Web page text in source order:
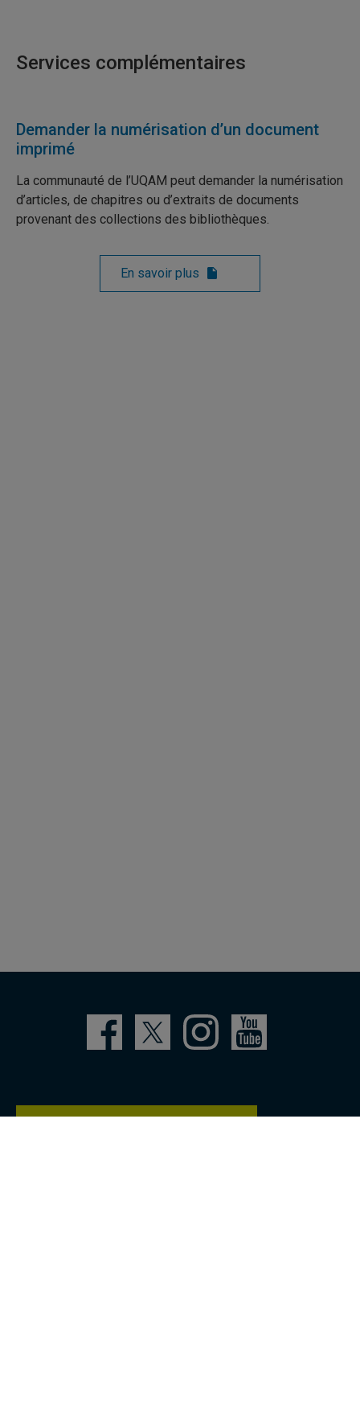
Services complémentaires
Demander la numérisation d’un document
imprimé
La communauté de l’UQAM peut demander la numérisation
d’articles, de chapitres ou d’extraits de documents
provenant des collections des bibliothèques.
En savoir plus